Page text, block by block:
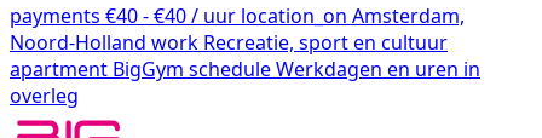
payments €40 - €40 / uur location_on Amsterdam,
Noord-Holland work Recreatie, sport en cultuur
apartment BigGym scheduleWerkdagen en uren in
overleg